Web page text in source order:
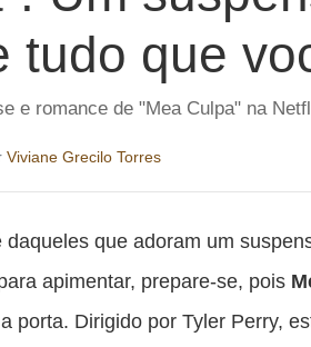
tudo que
e romance de "Mea Culpa" na
Viviane Grecilo Torres
daqueles que adoram um
apimentar, prepare-se, pois
porta. Dirigido por Tyler Perry,